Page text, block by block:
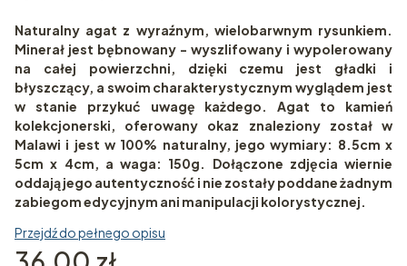
Naturalny agat z wyraźnym, wielobarwnym rysunkiem.
Minerał jest bębnowany - wyszlifowany i wypolerowany
na całej powierzchni, dzięki czemu jest gładki i
błyszczący, a swoim charakterystycznym wyglądem jest
w stanie przykuć uwagę każdego. Agat to kamień
kolekcjonerski, oferowany okaz znaleziony został w
Malawi i jest w 100% naturalny, jego wymiary: 8.5cm x
5cm x 4cm, a waga: 150g. Dołączone zdjęcia wiernie
oddają jego autentyczność i nie zostały poddane żadnym
zabiegom edycyjnym ani manipulacji kolorystycznej.
Przejdź do pełnego opisu